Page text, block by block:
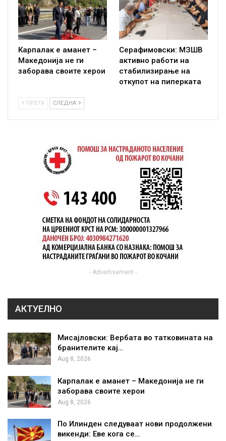
Карпалак е аманет –
Македонија не ги
заборава своите херои
Серафимовски: МЗШВ
активно работи на
стабилизирање на
откупот на пиперката
ПРЕТХ СЛЕДНА
- Advertisement -
АКТУЕЛНО
Мисајловски: Вербата во татковината на
бранителите кај…
Aug 8, 2026
Карпалак е аманет – Македонија не ги
заборава своите херои
Aug 8, 2026
По Илинден следуваат нови продолжени
викенди: Еве кога се…